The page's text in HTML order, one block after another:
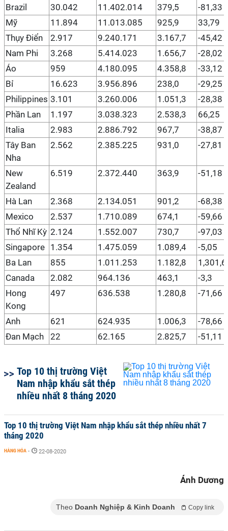
Brazil 30.042 11.402.014 379,5
-81,33
Mỹ
11.894 11.013.085 925,9
33,79
Thụy Điển
2.917 9.240.171 3.167,7
-45,42
Nam Phi
3.268 5.414.023 1.656,7
-28,02
Áo
959 4.180.095 4.358,8
-33,12
Bỉ
16.623 3.956.896 238,0
-29,25
Philippines 3.101 3.260.006 1.051,3
-28,38
Phần Lan
1.197 3.038.323 2.538,3
66,25
Italia
2.983 2.886.792 967,7
-38,87
Tây Ban
Nha
2.562 2.385.225 931,0 -27,81
New
Zealand
6.519 2.372.440 363,9 -51,18
Hà Lan 2.368 2.134.051 901,2
-68,38
Mexico
2.537 1.710.089 674,1
-59,66
Thổ Nhĩ Kỳ 2.124 1.552.007 730,7
-97,03
Singapore 1.354 1.475.059 1.089,4
-5,05
Ba Lan
855 1.011.253 1.182,8
Canada
2.082 964.136 463,1
-3,3
Hong
Kong
497 636.538 1.280,8 -71,66
Anh 621 624.935 1.006,3
-78,66
Đan Mạch
22 62.165 2.825,7 -51,11
Top 10 thị trường Việt
Nam nhập khẩu sắt thép
nhiều nhất 8 tháng 2020
Top 10 thị trường Việt Nam nhập khẩu sắt thép nhiều nhất 7
tháng 2020
HÀNG HÓA - 22-08-2020
Ánh Dương
Theo Doanh Nghiệp & Kinh Doanh Copy link